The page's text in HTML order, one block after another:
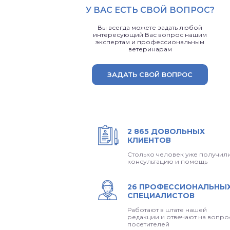
У ВАС ЕСТЬ СВОЙ ВОПРОС?
Вы всегда можете задать любой
интересующий Вас вопрос нашим
экспертам и профессиональным
ветеринарам
ЗАДАТЬ СВОЙ ВОПРОС
2 865 ДОВОЛЬНЫХ
КЛИЕНТОВ
Столько человек уже
консультацию и помощь
26
СПЕЦИАЛИСТОВ
Работают в штате нашей
редакции и отвечают на
посетителей